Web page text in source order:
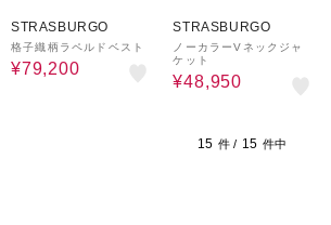
STRASBURGO
格子織柄ラペルドベスト
¥79,200
STRASBURGO
ノーカラーVネックジャ
ケット
¥48,950
15 件 / 15 件中